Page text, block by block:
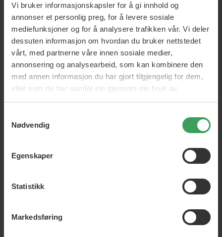
Vi bruker informasjonskapsler for å gi innhold og
annonser et personlig preg, for å levere sosiale
mediefunksjoner og for å analysere trafikken vår. Vi deler
dessuten informasjon om hvordan du bruker nettstedet
vårt, med partnerne våre innen sosiale medier,
annonsering og analysearbeid, som kan kombinere den
med annen informasjon du har gjort tilgjengelig for dem,
eller som de har samlet inn gjennom din bruk av
tjenestene deres.
Nødvendig
Egenskaper
Statistikk
Markedsføring
Burberry Brit Sheer For Her
EDT
50 ML
Vejl. Pris kr 980,75
Priskr 396,75
Legg i handlekurven
Burberry Weekend EDT
Vejl. Pris kr 707,95
Pris kr 306,95
Legg i handlekurven
Burberry Mr. Burberry EDP